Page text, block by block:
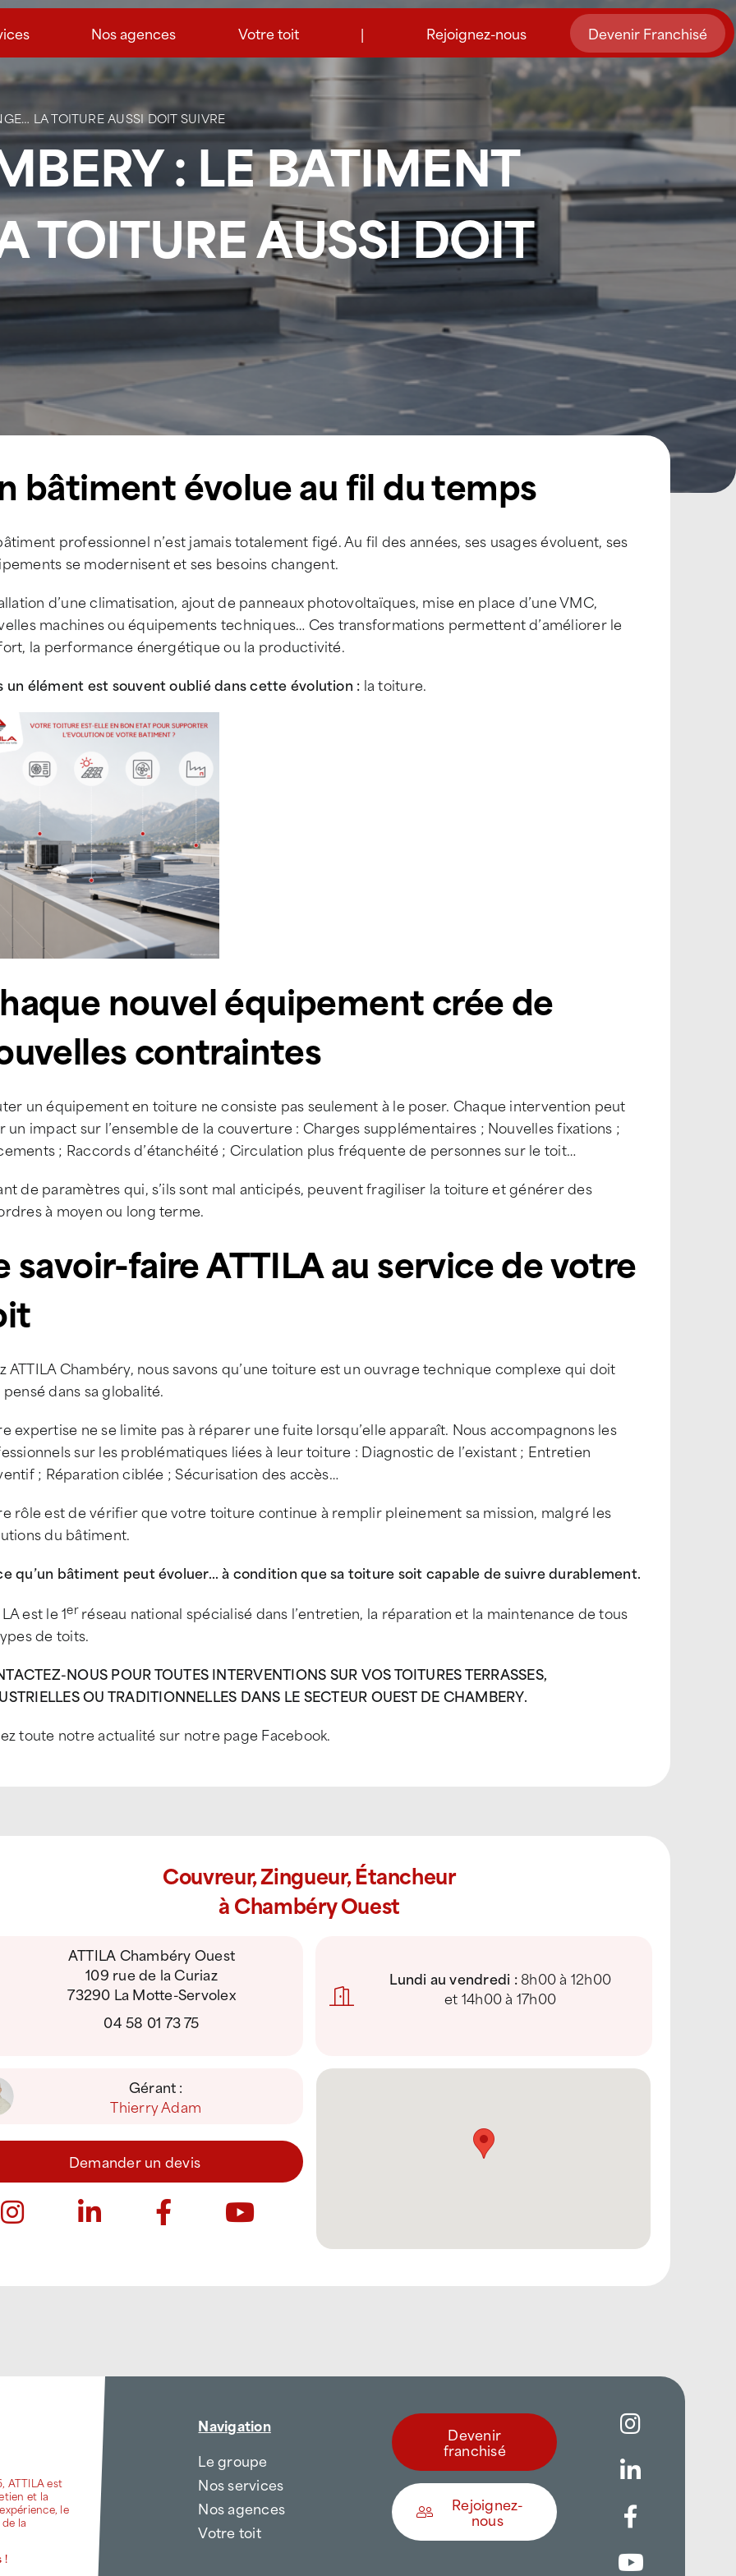
Nos agences Votre toit | Rejoignez-nous Devenir Franchisé
LA TOITURE AUSSI DOIT SUIVRE
: LE BATIMENT
TOITURE AUSSI DOIT
bâtiment évolue au fil du temps
professionnel n’est jamais totalement figé. Au fil des années, ses usages évoluent, ses
se modernisent et ses besoins changent.
d’une climatisation, ajout de panneaux photovoltaïques, mise en place d’une VMC,
machines ou équipements techniques… Ces transformations permettent d’améliorer le
la performance énergétique ou la productivité.
un élément est souvent oublié dans cette évolution : la toiture.
nouvel équipement crée de
contraintes
un équipement en toiture ne consiste pas seulement à le poser. Chaque intervention peut
un impact sur l’ensemble de la couverture : Charges supplémentaires ; Nouvelles fixations ;
; Raccords d’étanchéité ; Circulation plus fréquente de personnes sur le toit…
de paramètres qui, s’ils sont mal anticipés, peuvent fragiliser la toiture et générer des
à moyen ou long terme.
savoir-faire ATTILA au service de votre
ATTILA Chambéry, nous savons qu’une toiture est un ouvrage technique complexe qui doit
dans sa globalité.
expertise ne se limite pas à réparer une fuite lorsqu’elle apparaît. Nous accompagnons les
sur les problématiques liées à leur toiture : Diagnostic de l’existant ; Entretien
; Réparation ciblée ; Sécurisation des accès…
rôle est de vérifier que votre toiture continue à remplir pleinement sa mission, malgré les
du bâtiment.
qu’un bâtiment peut évoluer… à condition que sa toiture soit capable de suivre durablement.
est le 1erréseau national spécialisé dans l’entretien, la réparation et la maintenance de tous
de toits.
NOUS POUR TOUTES INTERVENTIONS SUR VOS TOITURES TERRASSES,
OU TRADITIONNELLES DANS LE SECTEUR OUEST DE CHAMBERY.
toute notre actualité sur notre page Facebook.
Couvreur, Zingueur, Étancheur
à Chambéry Ouest
ATTILA Chambéry Ouest
109 rue de la Curiaz
73290 La Motte-Servolex
04 58 01 73 75
Lundi au vendredi :8h00 à 12h00
et 14h00 à 17h00
Gérant :
Thierry Adam
Demander un devis
ATTILA est
et la
le
la
!
Navigation
Le groupe
Nos services
Nos agences
Votre toit
Devenir
franchisé
Rejoignez-
nous